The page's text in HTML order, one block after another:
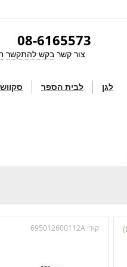
08-6165573
בקש להתקשר צור קשר
לגן לבית הספר
קוד: 695012600112A